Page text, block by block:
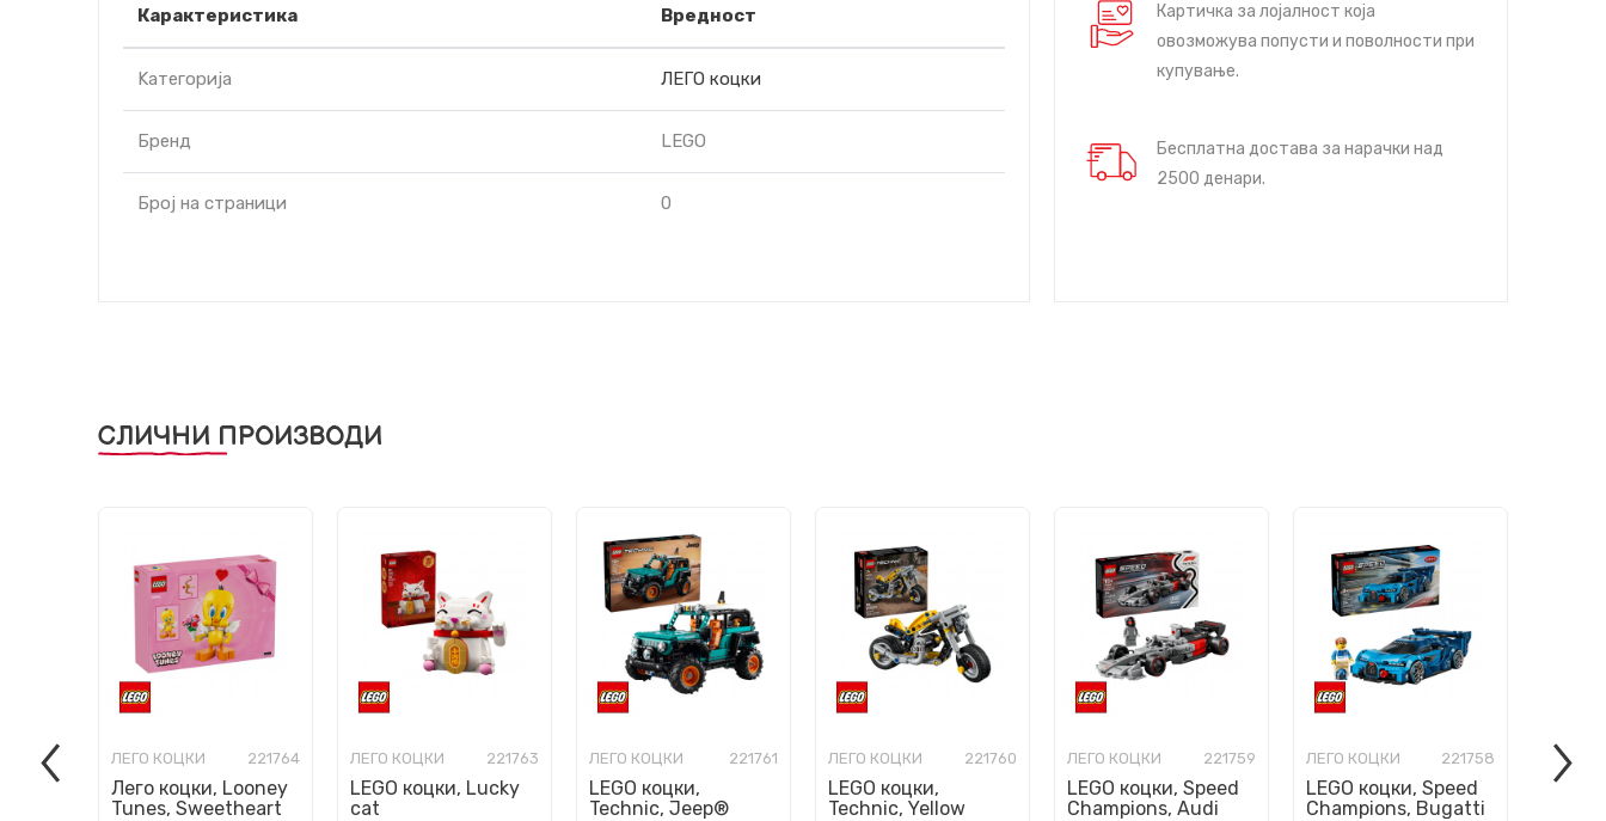
Карактеристика Вредност
Kатегорија ЛЕГО коцки
Бренд LEGO
Број на страници 0
Картичка за лојалност која
овозможува попусти и поволности при
купување.
Бесплатна достава за нарачки над
2500 денари.
СЛИЧНИ ПРОИЗВОДИ
ЛЕГО КОЦКИ 221764
Лего коцки, Looney
Tunes, Sweetheart
ЛЕГО КОЦКИ 221763
LEGO коцки, Lucky
cat
ЛЕГО КОЦКИ 221761
LEGO коцки,
Technic, Jeep®
ЛЕГО КОЦКИ 221760
LEGO коцки,
Technic, Yellow
ЛЕГО КОЦКИ 221759
LEGO коцки, Speed
Champions, Audi
ЛЕГО КОЦКИ 221758
LEGO коцки, Speed
Champions, Bugatti
ЛЕГО